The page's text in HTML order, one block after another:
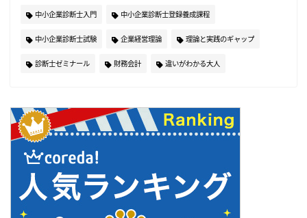
中小企業診断士入門 中小企業診断士登録養成課程
中小企業診断士試験 企業経営理論 理論と実践のギャップ
診断士ゼミナール 財務会計 違いがわかる大人